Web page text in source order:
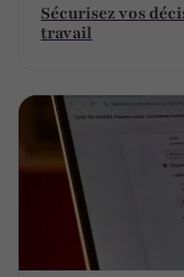
Sécurisez vos
travail